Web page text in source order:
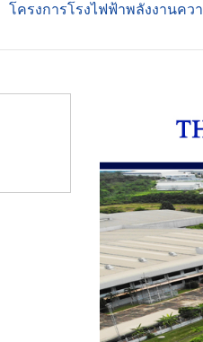
โครงการโรงไฟฟ้าพลังงานคว